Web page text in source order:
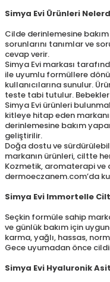
Simya Evi Ürünleri
Cilde derinlemesine
sorunlarını tanımlar ve
cevap verir.
Simya Evi markası
ile uyumlu formüllere
kullanıcılarına sunulur.
teste tabi tutulur.
Simya Evi ürünleri
kitleye hitap eden
derinlemesine bakım
geliştirilir.
Doğa dostu ve
markanın ürünleri, ciltte
Kozmetik, aromaterapi ve
dermoeczanem.com’da
Simya Evi Immortelle Cilt
Seçkin formüle sahip
ve günlük bakım için
karma, yağlı, hassas,
Gece uyumadan önce
Simya Evi Hyaluronik